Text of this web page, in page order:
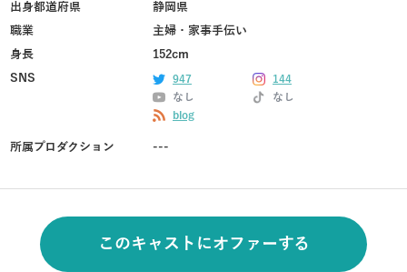
出身都道府県
静岡県
職業
主婦・家事手伝い
身長
152cm
SNS
947
144
なし
なし
blog
所属プロダクション ---
このキャストにオファーする